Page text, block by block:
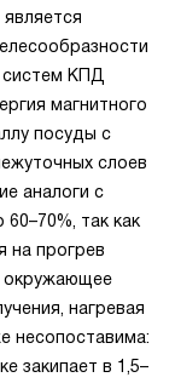
систем КПД
магнитного
посуды с
слоев
аналоги с
так как
на прогрев
окружающее
нагревая
несопоставима:
закипает в 1,5–